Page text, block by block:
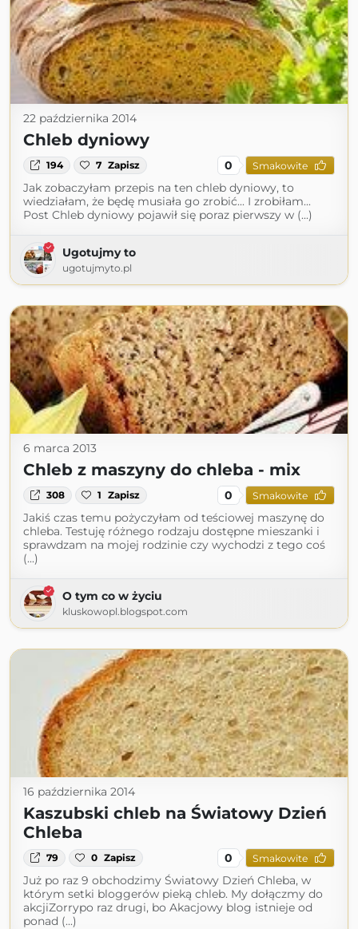
22 października 2014
Chleb dyniowy
194 7 Zapisz 0 Smakowite
Jak zobaczyłam przepis na ten chleb dyniowy, to
wiedziałam, że będę musiała go zrobić... I zrobiłam...
Post Chleb dyniowy pojawił się poraz pierwszy w (...)
Ugotujmy to
ugotujmyto.pl
6 marca 2013
Chleb z maszyny do chleba - mix
308 1 Zapisz 0 Smakowite
Jakiś czas temu pożyczyłam od teściowej maszynę do
chleba. Testuję różnego rodzaju dostępne mieszanki i
sprawdzam na mojej rodzinie czy wychodzi z tego coś
(...)
O tym co w życiu
kluskowopl.blogspot.com
16 października 2014
Kaszubski chleb na Światowy Dzień
Chleba
79 0 Zapisz 0 Smakowite
Już po raz 9 obchodzimy Światowy Dzień Chleba, w
którym setki bloggerów pieką chleb. My dołączmy do
akcjiZorrypo raz drugi, bo Akacjowy blog istnieje od
ponad (...)